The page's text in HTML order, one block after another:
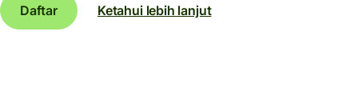
Daftar
Ketahui lebih lanjut